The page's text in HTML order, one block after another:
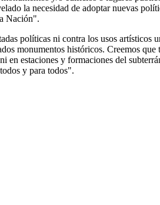
la necesidad de adoptar nuevas
Nación".
políticas ni contra los usos
monumentos históricos. Creemos
estaciones y formaciones del
y para todos".